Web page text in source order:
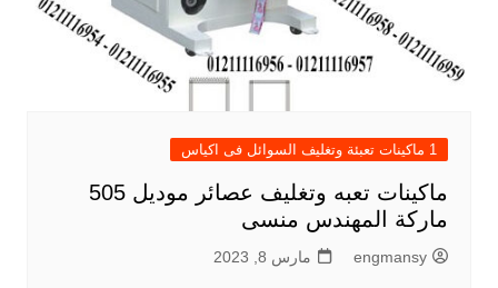
1 ماكينات تعبئة وتغليف السوائل فى اكياس
ماكينات تعبه وتغليف عصائر موديل 505
ماركة المهندس منسى
engmansy مارس 8, 2023